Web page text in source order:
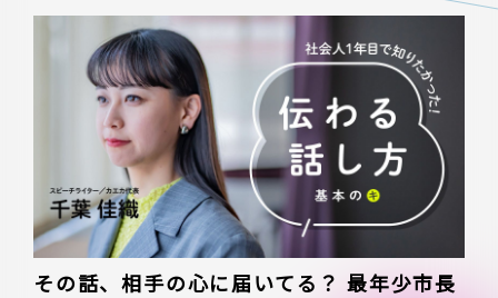
その話、相手の心に届いてる？ 最年少市長